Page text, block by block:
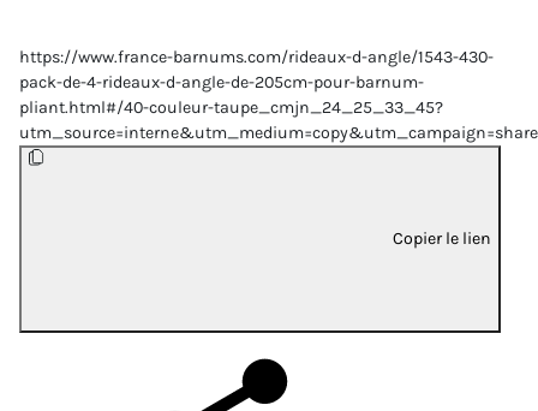
https://www.france-barnums.com/rideaux-d-angle/1543-430-
pack-de-4-rideaux-d-angle-de-205cm-pour-barnum-
pliant.html#/40-couleur-taupe_cmjn_24_25_33_45?
Copier le lien